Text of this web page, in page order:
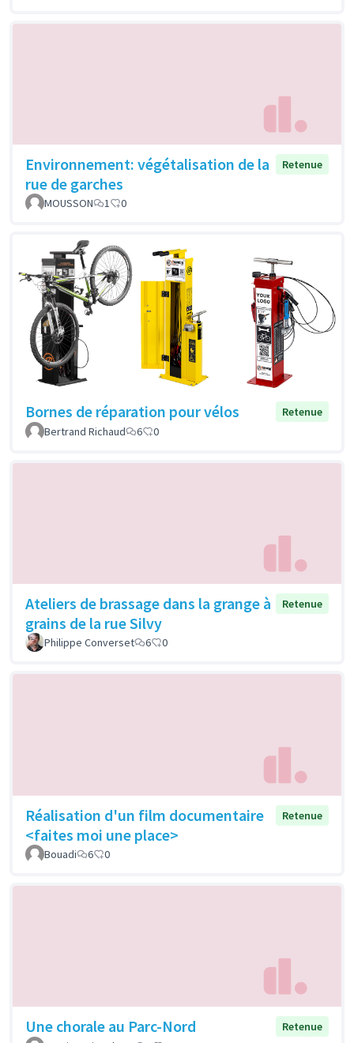
Environnement: végétalisation de la
rue de garches
Retenue
MOUSSON 1 0
Bornes de réparation pour vélos
Retenue
Bertrand Richaud
6 0
Ateliers de brassage dans la grange à
grains de la rue Silvy
Retenue
Philippe Converset 6 0
Réalisation d'un film documentaire
<faites moi une place>
Retenue
Bouadi 6 0
Une chorale au Parc-Nord
Retenue